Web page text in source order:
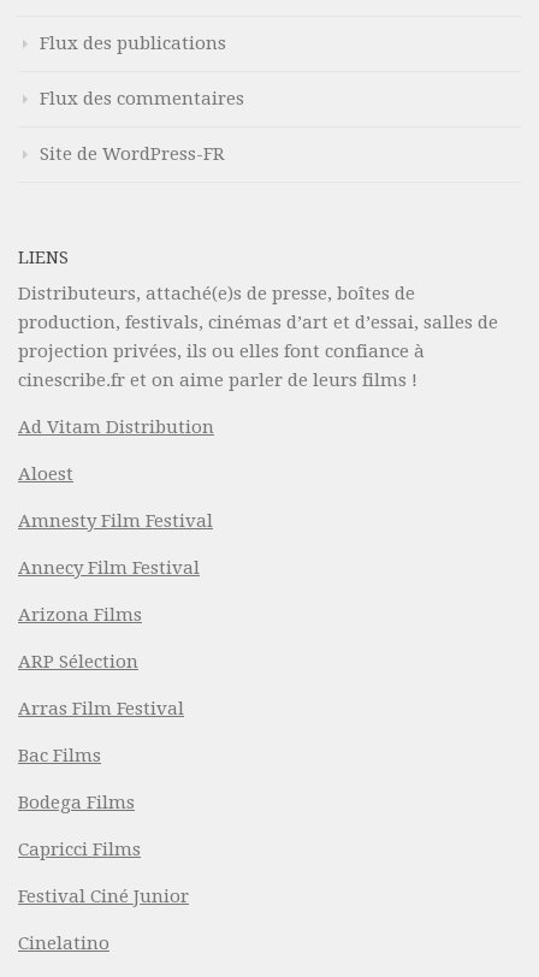
Flux des publications
Flux des commentaires
Site de WordPress-FR
LIENS
Distributeurs, attaché(e)s de presse, boîtes de
production, festivals, cinémas d’art et d’essai, salles de
projection privées, ils ou elles font confiance à
cinescribe.fr et on aime parler de leurs films !
Ad Vitam Distribution
Aloest
Amnesty Film Festival
Annecy Film Festival
Arizona Films
ARP Sélection
Arras Film Festival
Bac Films
Bodega Films
Capricci Films
Festival Ciné Junior
Cinelatino